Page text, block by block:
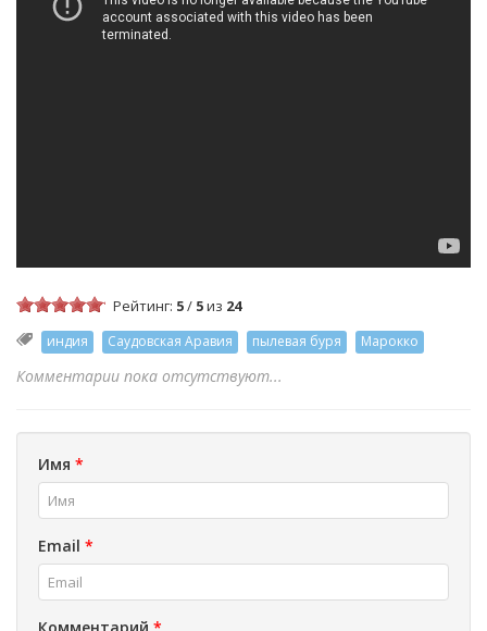
Рейтинг: 5/ 5из 24
индия Саудовская Аравия пылевая буря Марокко
Комментарии пока отсутствуют...
Имя *
Email *
Комментарий *